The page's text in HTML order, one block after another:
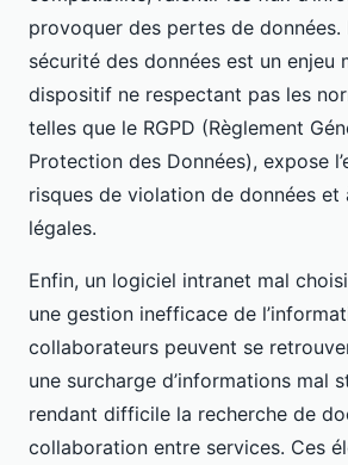
provoquer des pertes de données.
sécurité des données est un enjeu
dispositif ne respectant pas les
telles que le RGPD (Règlement
Protection des Données), expose
risques de violation de données et
légales.
Enfin, un logiciel intranet mal
une gestion inefficace de
collaborateurs peuvent se
une surcharge d’informations mal
rendant difficile la recherche de
collaboration entre services. Ces